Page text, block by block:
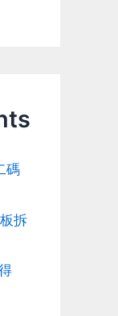
碼
拆